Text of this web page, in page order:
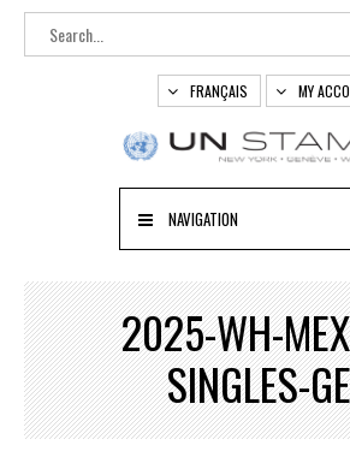
FRANÇAIS MY
NAVIGATION
2025-WH-
SINGLES-